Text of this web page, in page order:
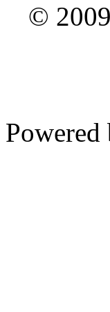
© 2009
Powered